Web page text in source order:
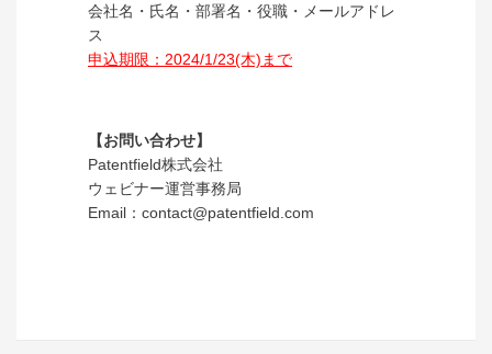
会社名・氏名・部署名・役職・メールアドレ
ス
申込期限：2024/1/23(木)まで
【お問い合わせ】
Patentfield株式会社
ウェビナー運営事務局
Email：contact@patentfield.com